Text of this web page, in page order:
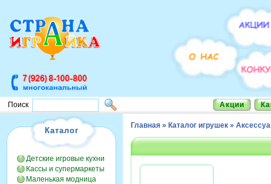
Поиск Акции
Каталог
Детские игровые кухни
Кассы и супермаркеты
Маленькая модница
Главная » Каталог игрушек »